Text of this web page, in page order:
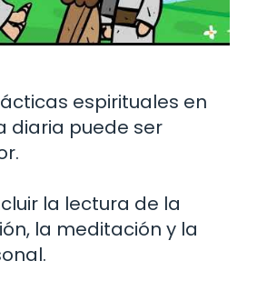
espirituales en
diaria puede ser
la lectura de la
la meditación y la